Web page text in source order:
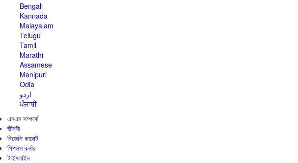
Bengali
Kannada
Malayalam
Telugu
Tamil
Marathi
Assamese
Manipuri
Odia
اردو
ਪੰਜਾਬੀ
এনএম সম্পর্কে
জীবনী
বিজেপি কানেক্ট
পিপলস কর্নার
টাইমলাইন